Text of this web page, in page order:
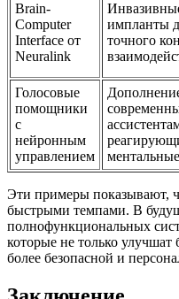
Brain-
Computer
Interface от
Neuralink
импланты
точного
Голосовые
помощники
с
нейронным
управлением
Эти примеры показывают,
быстрыми темпами. В
полнофункциональных
которые не только
более безопасной и